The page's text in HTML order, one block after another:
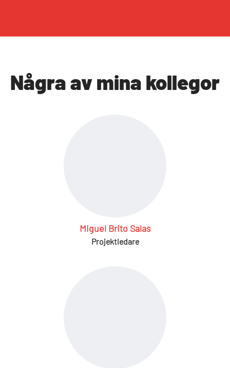
Några av mina kollegor
Miguel Brito Salas
Projektledare